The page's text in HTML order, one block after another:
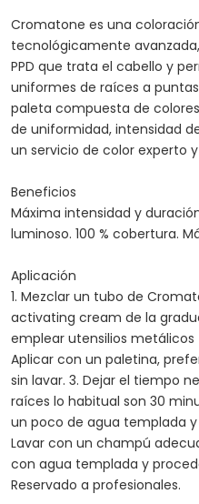
Cromatone es una
tecnológicamente
PPD que trata el cabello y
uniformes de raíces a
paleta compuesta de
de uniformidad, intensidad
un servicio de color experto
Beneficios
Máxima intensidad y
luminoso. 100 % cobertura.
Aplicación
1. Mezclar un tubo de
activating cream de la
emplear utensilios metálicos
Aplicar con un paletina,
sin lavar. 3. Dejar el tiempo
raíces lo habitual son 30
un poco de agua templada
Lavar con un champú
con agua templada y
Reservado a profesionales.